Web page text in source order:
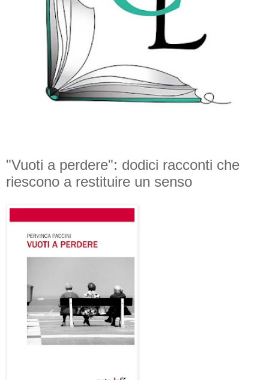
"Vuoti a perdere": dodici racconti che
riescono a restituire un senso